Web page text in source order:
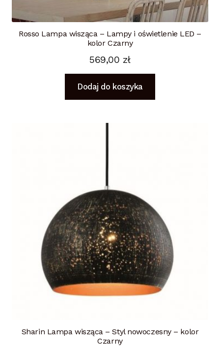
Rosso Lampa wisząca – Lampy i oświetlenie LED –
kolor Czarny
569,00 zł
Dodaj do koszyka
Sharin Lampa wisząca – Styl nowoczesny – kolor
Czarny